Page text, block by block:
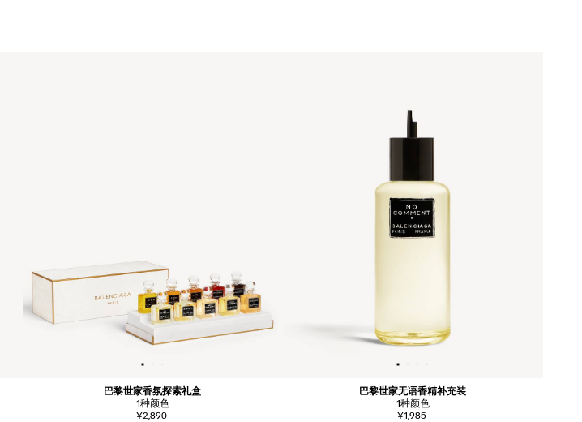
巴黎世家香氛探索礼盒
1种颜色
¥2,890
巴黎世家无语香精补充装
1种颜色
¥1,985